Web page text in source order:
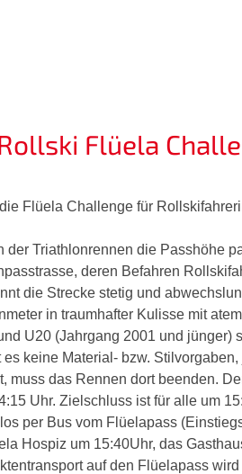
Flüela
Flüela Challenge für
der Triathlonrennen die Passhöhe
deren Befahren
die Strecke stetig und
in traumhafter Kulisse mit
U20 (Jahrgang 2001 und
keine Material- bzw.
muss das Rennen dort beenden.
Uhr. Zielschluss ist für alle um
per Bus vom Flüelapass
Hospiz um 15:40Uhr, das
auf den Flüelapass